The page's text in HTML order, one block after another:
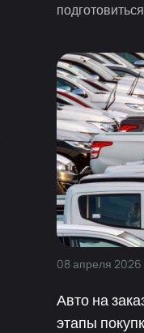
08 апреля 2026
Авто на
этапы